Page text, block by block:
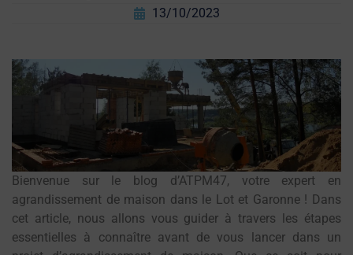
13/10/2023
Bienvenue sur le blog d’ATPM47, votre expert en
agrandissement de maison dans le Lot et Garonne ! Dans
cet article, nous allons vous guider à travers les étapes
essentielles à connaître avant de vous lancer dans un